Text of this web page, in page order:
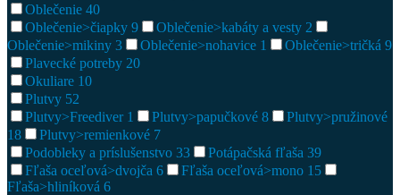
Oblečenie 40
Oblečenie>čiapky 9 Oblečenie>kabáty a vesty 2
Oblečenie>mikiny 3 Oblečenie>nohavice 1 Oblečenie>tričká 9
Plavecké potreby 20
Okuliare 10
Plutvy 52
Plutvy>Freediver 1 Plutvy>papučkové 8
Plutvy>pružinové
18
Plutvy>remienkové 7
Podobleky a príslušenstvo 33 Potápačská fľaša 39
Fľaša oceľová>dvojča 6 Fľaša oceľová>mono 15
Fľaša>hliníková 6